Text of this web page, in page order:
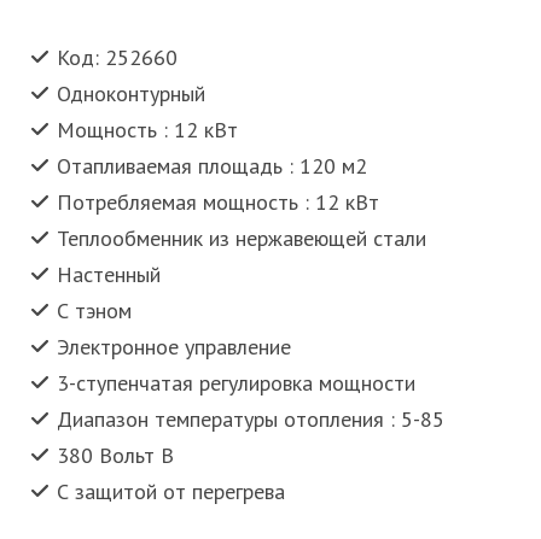
Код: 252660
Одноконтурный
Мощность : 12 кВт
Отапливаемая площадь : 120 м2
Потребляемая мощность : 12 кВт
Теплообменник из нержавеющей стали
Настенный
С тэном
Электронное управление
3-ступенчатая регулировка мощности
Диапазон температуры отопления : 5-85
380 Вольт В
С защитой от перегрева